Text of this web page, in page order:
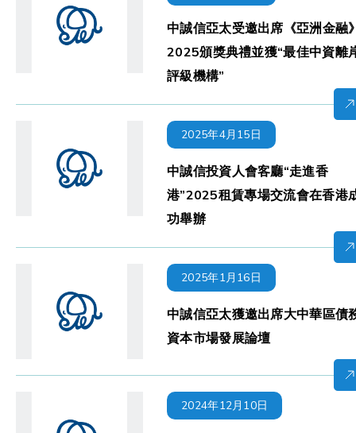
中誠信亞太受邀出席《亞洲金融
2025頒獎典禮並獲“最佳中資離
評級機構”
2025年4月15日
中誠信投資人會客廳“走進香
港”2025租賃專場交流會在香港
功舉辦
2025年1月16日
中誠信亞太獲邀出席大中華區債
資本市場發展論壇
2024年12月10日